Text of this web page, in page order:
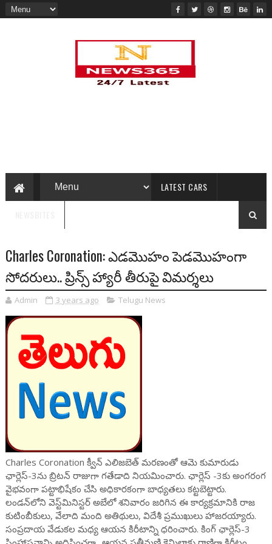
LATEST CARS
Charles Coronation: ఎడమొహం పెడమొహంగా
సోదరులు.. ప్రిన్స్ హ్యారీ తీరుపై విమర్శలు
Admin 3 years ago Telugu News
Charles Coronation క్వీన్ ఎలిజబెత్ మరణంతో ఆమె కుమారుడు
ఛార్లెస్-3ను బ్రిటన్‌ రాజుగా గతేడాది నియమించారు. ఛార్లెస్‌ -3కు అంగరంగ
వైభవంగా పట్టాభిషేకం చేసి అధికారకంగా బాధ్యతలు కట్టబెట్టారు.
లండన్‌లోని వెస్ట్‌మినిస్టర్‌ అబేలో శనివారం జరిగిన ఈ కార్యక్రమానికి రాజ
కుటింబీకులు, వేలాది మంది అతిథులు, విదేశీ ప్రముఖులు హాజరయ్యారు.
సంప్రదాయ వేడుకల మధ్య ఆయన కిరీటాన్ని ధరించారు. కింగ్‌ ఛార్లెస్‌-3